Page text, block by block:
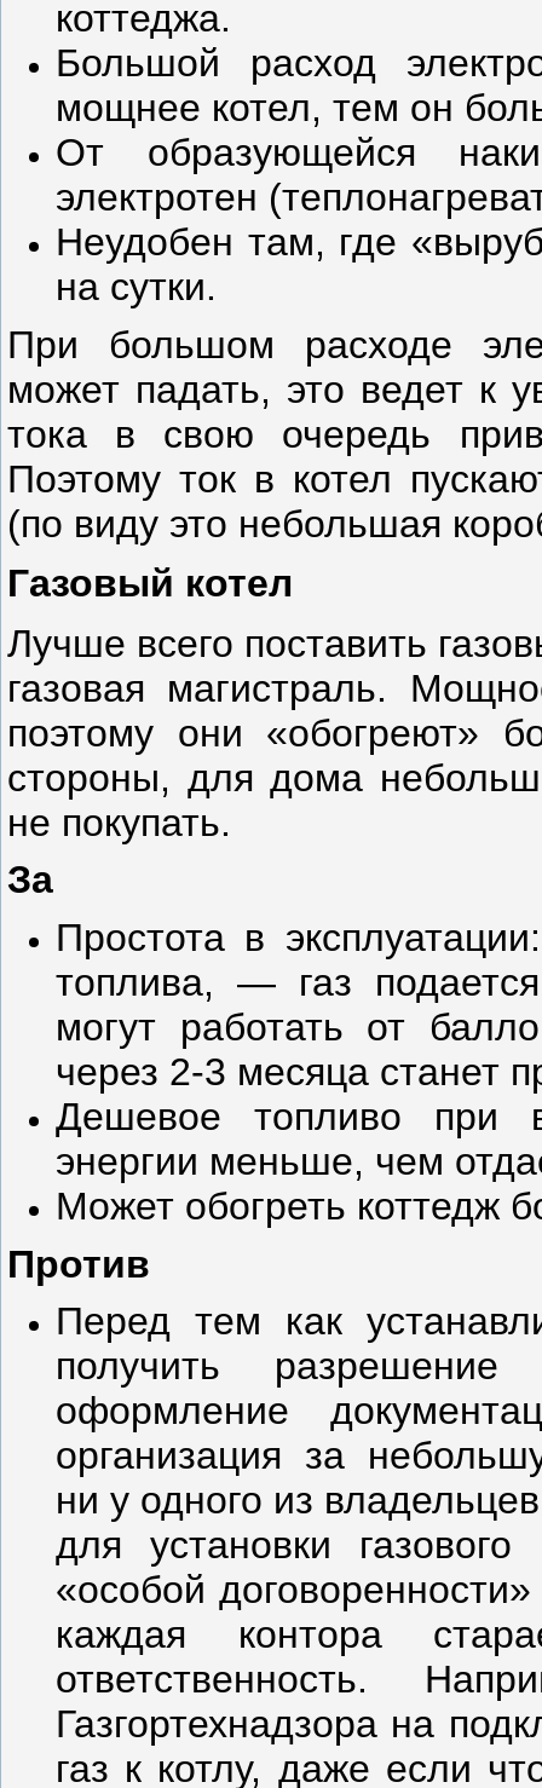
коттеджа.
Большой расход
мощнее котел, тем он
От образующейся
электротен
Неудобен там, где
на сутки.
При большом расходе
может падать, это ведет к
тока в свою очередь
Поэтому ток в котел
(по виду это небольшая
Газовый котел
Лучше всего поставить
газовая магистраль.
поэтому они «обогреют»
стороны, для дома
не покупать.
За
Простота в
топлива, — газ
могут работать от
через 2-3 месяца станет
Дешевое топливо при
энергии меньше, чем
Может обогреть коттедж
Против
Перед тем как
получить
оформление
организация за
ни у одного из
для установки
«особой
каждая контора
ответственность.
Газгортехнадзора на
газ к котлу, даже если